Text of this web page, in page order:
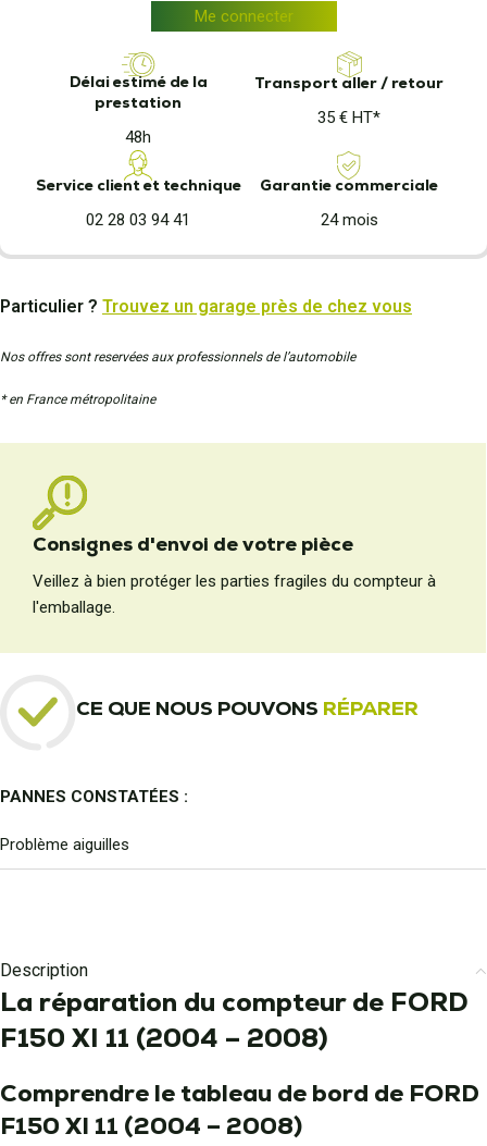
Me connecter
Délai estimé de la
prestation
48h
Transport aller / retour
35 € HT*
Service client et technique
02 28 03 94 41
Garantie commerciale
24 mois
Particulier ? Trouvez un garage près de chez vous
Nos offres sont reservées aux professionnels de l’automobile
* en France métropolitaine
Consignes d'envoi de votre pièce
Veillez à bien protéger les parties fragiles du compteur à
l'emballage.
CE QUE NOUS POUVONS RÉPARER
PANNES CONSTATÉES :
Problème aiguilles
Description
La réparation du compteur de FORD
F150 XI 11 (2004 – 2008)
Comprendre le tableau de bord de FORD
F150 XI 11 (2004 – 2008)